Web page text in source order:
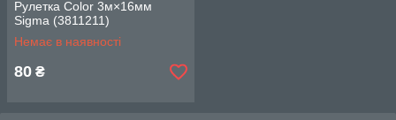
Рулетка Color 3м×16мм
Sigma (3811211)
Немає в наявності
80 ₴